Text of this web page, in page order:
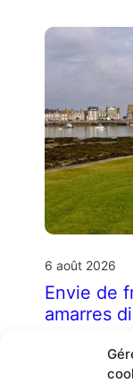
6 août 2026
Envie de
amarres
plongent